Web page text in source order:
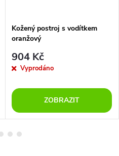
Kožený postroj s vodítkem
oranžový
904 Kč
Vyprodáno
ZOBRAZIT